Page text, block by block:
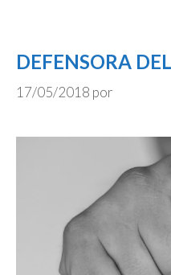
DEFENSORA
17/05/2018 por